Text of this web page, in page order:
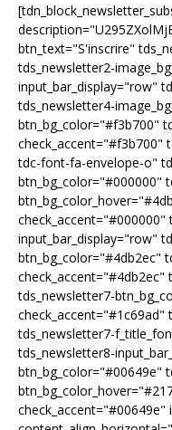
btn_text="S'inscrire"
tds_newsletter2-
input_bar_display="row"
tds_newsletter4-
btn_bg_color="#f3b700"
check_accent="#f3b700"
tdc-font-fa-envelope-o"
btn_bg_color="#000000"
check_accent="#000000"
input_bar_display="row"
btn_bg_color="#4db2ec"
check_accent="#4db2ec"
tds_newsletter7-
check_accent="#1c69ad"
tds_newsletter7-
tds_newsletter8-
btn_bg_color="#00649e"